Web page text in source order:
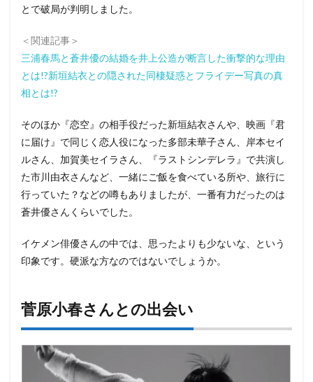
とで破局が判明しました。
＜関連記事＞
三浦春馬と蒼井優の結婚を井上公造が断言した衝撃的な理由
とは!?新垣結衣との隠された同棲疑惑とフライデー写真の真
相とは!?
そのほか『恋空』の相手役だった新垣結衣さんや、映画『君
に届け』で同じく恋人役になった多部未華子さん、岸本セイ
ルさん、加賀美セイラさん、『ラストシンデレラ』で共演し
た市川由衣さんなど、一緒にご飯を食べている所や、旅行に
行っていた？などの噂もありましたが、一番有力だったのは
蒼井優さんくらいでした。
イケメン俳優さんの中では、思ったよりも少ないな、という
印象です。硬派な方なのではないでしょうか。
菅原小春さんとの出会い